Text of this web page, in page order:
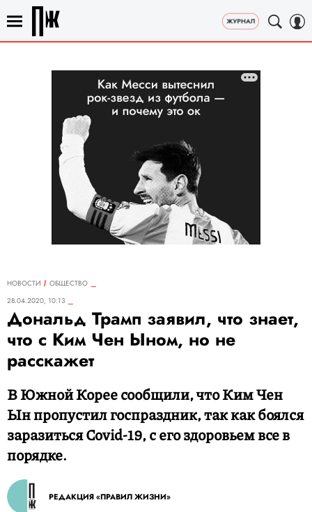
НОВОСТИ
ОБЩЕСТВО
28.04.2020, 10:13
Дональд Трамп заявил, что знает,
что с Ким Чен Ыном, но не
расскажет
В Южной Корее сообщили, что Ким Чен
Ын пропустил госпраздник, так как боялся
заразиться Covid-19, с его здоровьем все в
порядке.
РЕДАКЦИЯ «ПРАВИЛ ЖИЗНИ»